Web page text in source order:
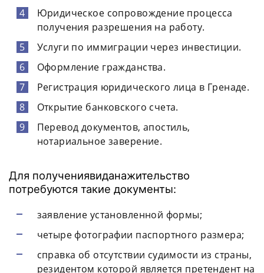
Юридическое сопровождение процесса
получения разрешения на работу.
Услуги по иммиграции через инвестиции.
Оформление гражданства.
Регистрация юридического лица в Гренаде.
Открытие банковского счета.
Перевод документов, апостиль,
нотариальное заверение.
Для получениявиданажительство
потребуются такие документы:
заявление установленной формы;
четыре фотографии паспортного размера;
справка об отсутствии судимости из страны,
резидентом которой является претендент на